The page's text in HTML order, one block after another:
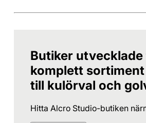
Butiker
komplett
till kulörval och
Hitta Alcro Studio-butiken